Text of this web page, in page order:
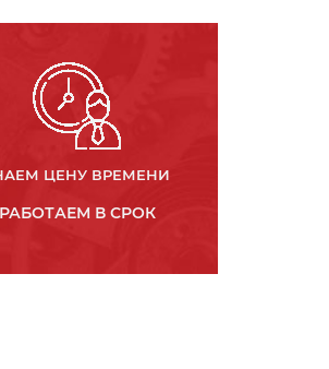
ЦЕНУ ВРЕМЕНИ
РАБОТАЕМ В СРОК